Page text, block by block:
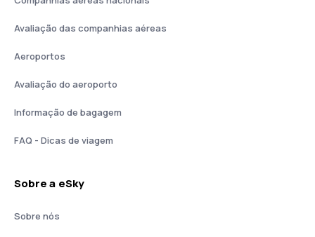
Avaliação das companhias aéreas
Aeroportos
Avaliação do aeroporto
Informação de bagagem
FAQ - Dicas de viagem
Sobre a eSky
Sobre nós